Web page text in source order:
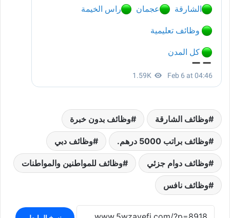
وظائف الشارقة وظائف بدون خبرة
وظائف براتب 5000 درهم. وظائف دبي
وظائف دوام جزئي وظائف للمواطنين والمواطنات
وظائف نافس